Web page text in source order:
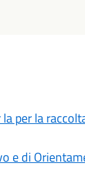
per la
di